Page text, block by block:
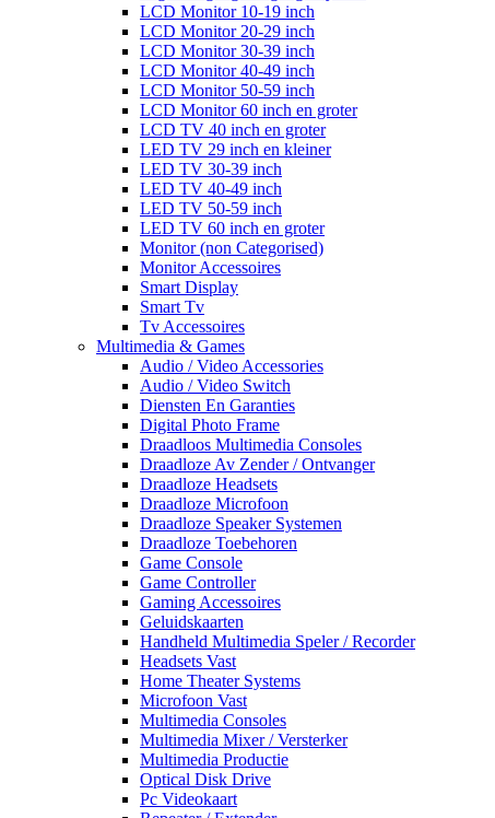
LCD Monitor 10-19 inch
LCD Monitor 20-29 inch
LCD Monitor 30-39 inch
LCD Monitor 40-49 inch
LCD Monitor 50-59 inch
LCD Monitor 60 inch en groter
LCD TV 40 inch en groter
LED TV 29 inch en kleiner
LED TV 30-39 inch
LED TV 40-49 inch
LED TV 50-59 inch
LED TV 60 inch en groter
Monitor (non Categorised)
Monitor Accessoires
Smart Display
Smart Tv
Tv Accessoires
Multimedia & Games
Audio / Video Accessories
Audio / Video Switch
Diensten En Garanties
Digital Photo Frame
Draadloos Multimedia Consoles
Draadloze Av Zender / Ontvanger
Draadloze Headsets
Draadloze Microfoon
Draadloze Speaker Systemen
Draadloze Toebehoren
Game Console
Game Controller
Gaming Accessoires
Geluidskaarten
Handheld Multimedia Speler / Recorder
Headsets Vast
Home Theater Systems
Microfoon Vast
Multimedia Consoles
Multimedia Mixer / Versterker
Multimedia Productie
Optical Disk Drive
Pc Videokaart